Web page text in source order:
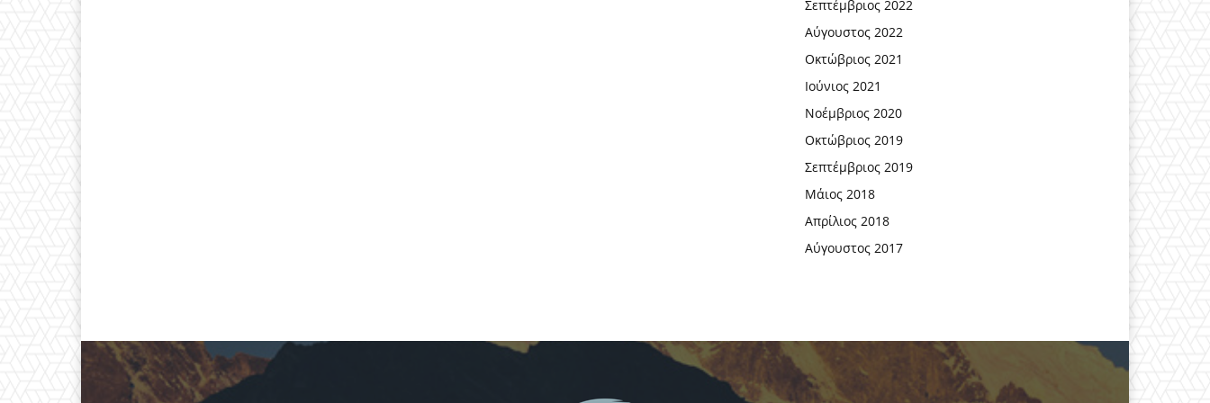
Σεπτέμβριος 2022
Αύγουστος 2022
Οκτώβριος 2021
Ιούνιος 2021
Νοέμβριος 2020
Οκτώβριος 2019
Σεπτέμβριος 2019
Μάιος 2018
Απρίλιος 2018
Αύγουστος 2017